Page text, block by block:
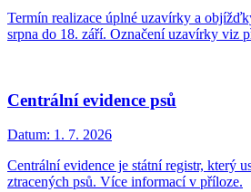
Termín realizace úplné uzavírky a
srpna do 18. září. Označení uzavírky viz
Centrální evidence psů
Datum: 1. 7. 2026
Centrální evidence je státní registr, který
ztracených psů. Více informací v příloze.